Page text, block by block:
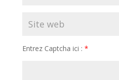
Entrez Captcha ici : *